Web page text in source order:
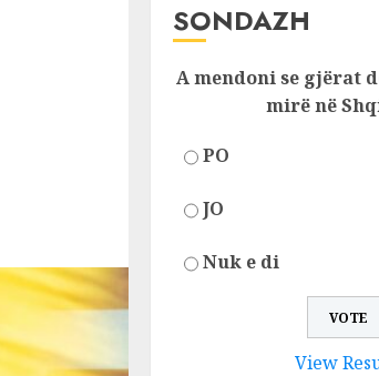
SONDAZH
A mendoni se gjërat
mirë në
PO
JO
Nuk e di
View